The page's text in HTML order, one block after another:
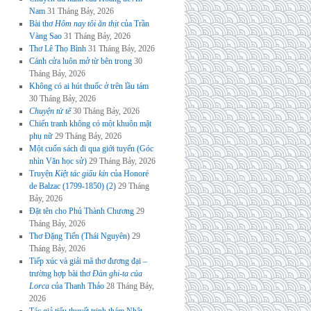
Nam 31 Tháng Bảy, 2026
Bài thơHôm nay tôi ăn thịtcủa Trần
Vàng Sao 31 Tháng Bảy, 2026
Thơ Lê Thọ Bình 31 Tháng Bảy, 2026
Cánh cửa luôn mở từ bên trong 30
Tháng Bảy, 2026
Không có ai hút thuốc ở trên lầu tám
30 Tháng Bảy, 2026
Chuyện tử tế 30 Tháng Bảy, 2026
Chiến tranh không có một khuôn mặt
phụ nữ 29 Tháng Bảy, 2026
Một cuốn sách đi qua giới tuyến (Góc
nhìn Văn học sử) 29 Tháng Bảy, 2026
Truyện Kiệt tác giấu kíncủa Honoré
de Balzac (1799-1850) (2) 29 Tháng
Bảy, 2026
Đặt tên cho Phủ Thành Chương 29
Tháng Bảy, 2026
Thơ Đặng Tiến (Thái Nguyên) 29
Tháng Bảy, 2026
Tiếp xúc và giải mã thơ đương đại –
trường hợp bài thơĐàn ghi-ta của
Lorcacủa Thanh Thảo 28 Tháng Bảy,
2026